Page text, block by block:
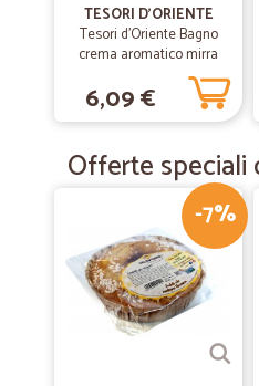
TESORI D'ORIENTE
Tesori d'Oriente Bagno
crema aromatico mirra
6,09 €
Offerte speciali
-7%